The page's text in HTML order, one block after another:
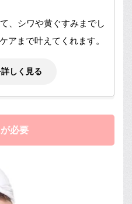
、シワや黄ぐすみまでし
アまで叶えてくれます。
しく見る
必要